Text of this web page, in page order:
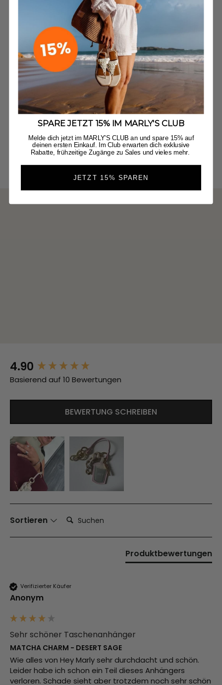
4.90
Basierend auf 10 Bewertungen
BEWERTUNG SCHREIBEN
Sortieren Suchen:
Produktbewertungen
Verifizierter Käufer
Anonym
Sehr schöner Taschenanhänger
MATCHA CHARM - DESERT SAGE
Wie alles von Hey Marly sehr durchdacht und schön.
Leider habe ich schon ein Teil dieses Anhängers
verloren. Schade sieht aber trotzdem noch sehr schön
New content loaded
SPARE JETZT 15% IM MARLY'S CLUB
Melde dich jetzt im MARLY'S CLUB an und spare 15% auf
deinen ersten Einkauf. Im Club erwarten dich exklusive
Rabatte, frühzeitige Zugänge zu Sales und vieles mehr.
JETZT 15% SPAREN